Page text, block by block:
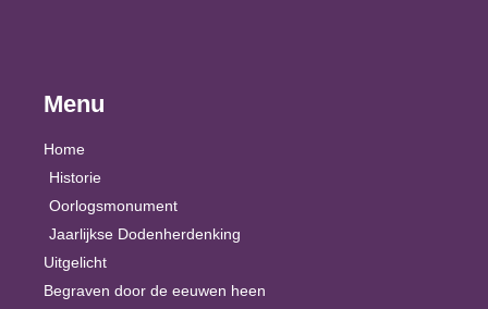
Menu
Home
Historie
Oorlogsmonument
Jaarlijkse Dodenherdenking
Uitgelicht
Begraven door de eeuwen heen